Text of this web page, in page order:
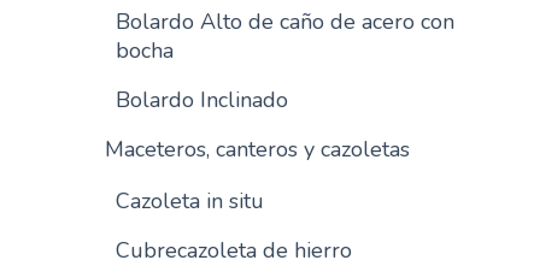
Bolardo Alto de caño de acero con
bocha
Bolardo Inclinado
Maceteros, canteros y cazoletas
Cazoleta in situ
Cubrecazoleta de hierro